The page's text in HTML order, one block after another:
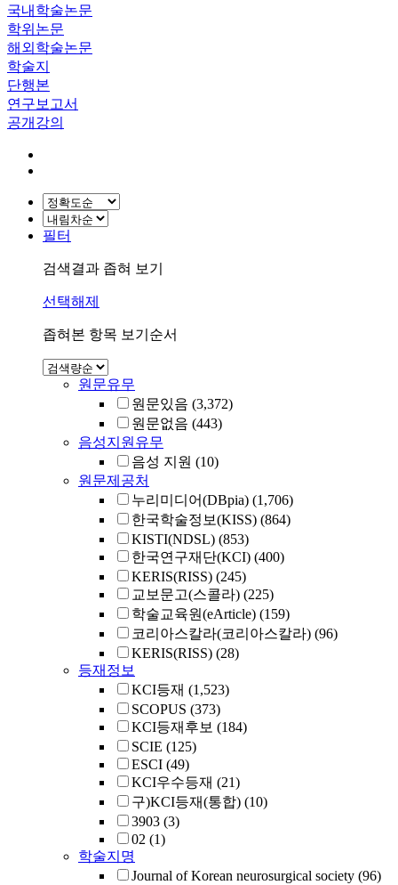
국내학술논문
학위논문
해외학술논문
학술지
단행본
연구보고서
공개강의
필터
검색결과 좁혀 보기
선택해제
좁혀본 항목 보기순서
원문유무
원문있음 (3,372)
원문없음 (443)
음성지원유무
음성 지원 (10)
원문제공처
누리미디어(DBpia) (1,706)
한국학술정보(KISS) (864)
KISTI(NDSL) (853)
한국연구재단(KCI) (400)
KERIS(RISS) (245)
교보문고(스콜라) (225)
학술교육원(eArticle) (159)
코리아스칼라(코리아스칼라) (96)
KERIS(RISS) (28)
등재정보
KCI등재 (1,523)
SCOPUS (373)
KCI등재후보 (184)
SCIE (125)
ESCI (49)
KCI우수등재 (21)
구)KCI등재(통합) (10)
3903 (3)
02 (1)
학술지명
Journal of Korean neurosurgical society (96)